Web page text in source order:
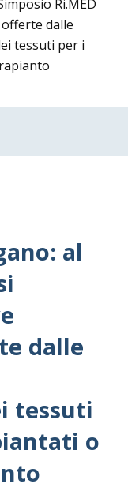
Ri.MED
dalle
tessuti per i
al
dalle
tessuti
o